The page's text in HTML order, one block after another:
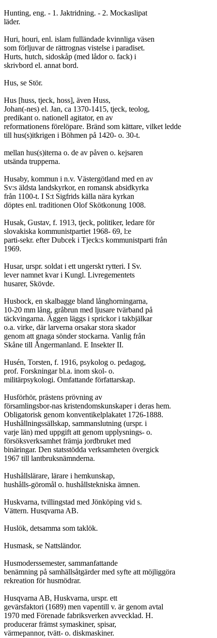
Hunting, eng. - 1. Jaktridning. - 2. Mockaslipat
läder.
Huri, houri, enl. islam fulländade kvinnliga väsen
som förljuvar de rättrognas vistelse i paradiset.
Hurts, hutch, sidoskåp (med lådor o. fack) i
skrivbord el. annat bord.
Hus, se Stör.
Hus [huss, tjeck, hoss], även Huss,
Johan(-nes) el. Jan, ca 1370-1415, tjeck, teolog,
predikant o. nationell agitator, en av
reformationens förelöpare. Bränd som kättare, vilket ledde
till hus(s)itkrigen i Böhmen på 1420- o. 30-t.
mellan hus(s)iterna o. de av påven o. kejsaren
utsända trupperna.
Husaby, kommun i n.v. Västergötland med en av
Sv:s äldsta landskyrkor, en romansk absidkyrka
från 1100-t. I S:t Sigfrids källa nära kyrkan
döptes enl. traditionen Olof Skötkonung 1008.
Husak, Gustav, f. 1913, tjeck, politiker, ledare för
slovakiska kommunistpartiet 1968- 69, l:e
parti-sekr. efter Dubcek i Tjeck:s kommunistparti från
1969.
Husar, urspr. soldat i ett ungerskt rytteri. I Sv.
lever namnet kvar i Kungl. Livregementets
husarer, Skövde.
Husbock, en skalbagge bland långhorningarna,
10-20 mm lång, gråbrun med ljusare tvärband på
täckvingarna. Äggen läggs i sprickor i takbjälkar
o.a. virke, där larverna orsakar stora skador
genom att gnaga sönder stockarna. Vanlig från
Skåne till Ångermanland. E Insekter II.
Husén, Torsten, f. 1916, psykolog o. pedagog,
prof. Forskningar bl.a. inom skol- o.
militärpsykologi. Omfattande författarskap.
Husförhör, prästens prövning av
församlingsbor-nas kristendomskunskaper i deras hem.
Obligatorisk genom konventikelplakatet 1726-1888.
Hushållningssällskap, sammanslutning (urspr. i
varje län) med uppgift att genom upplysnings- o.
försöksverksamhet främja jordbruket med
binäringar. Den statsstödda verksamheten övergick
1967 till lantbruksnämnderna.
Hushållslärare, lärare i hemkunskap,
hushålls-göromål o. hushållstekniska ämnen.
Huskvarna, tvillingstad med Jönköping vid s.
Vättern. Husqvarna AB.
Huslök, detsamma som taklök.
Husmask, se Nattsländor.
Husmoderssemester, sammanfattande
benämning på samhällsåtgärder med syfte att möjliggöra
rekreation för husmödrar.
Husqvarna AB, Huskvarna, urspr. ett
gevärsfaktori (1689) men vapentill v. är genom avtal
1970 med Förenade fabriksverken avvecklad. H.
producerar främst symaskiner, spisar,
värmepannor, tvätt- o. diskmaskiner.